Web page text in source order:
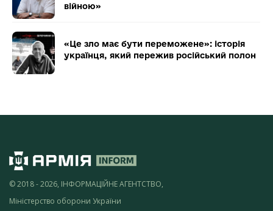
війною»
«Це зло має бути переможене»: історія
українця, який пережив російський полон
© 2018 - 2026, ІНФОРМАЦІЙНЕ АГЕНТСТВО,
Міністерство оборони України